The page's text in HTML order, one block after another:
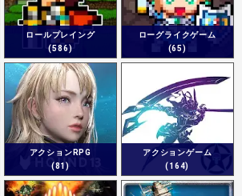
ロールプレイング
(586)
ローグライクゲーム
(65)
アクションRPG
(81)
アクションゲーム
(164)